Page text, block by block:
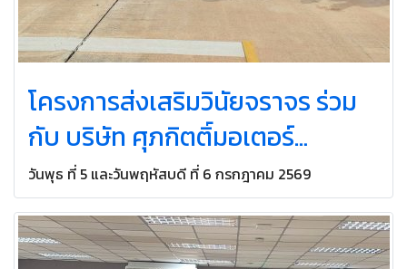
โครงการส่งเสริมวินัยจราจร ร่วม
กับ บริษัท ศุภกิตติ์มอเตอร์
สุราษฎร์ธานี จำกัด ปีการศึกษา
2569
วันพุธ ที่ 5 และวันพฤหัสบดี ที่ 6 กรกฎาคม 2569